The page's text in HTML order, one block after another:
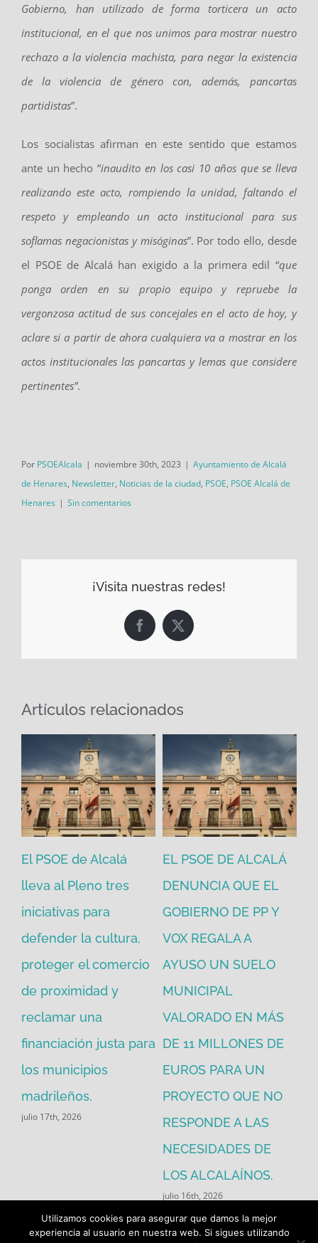
Gobierno, han utilizado de forma torticera un acto
institucional, en el que nos unimos para mostrar nuestro
rechazo a la violencia machista, para negar la existencia
de la violencia de género con, además, pancartas
partidistas”.
Los socialistas afirman en este sentido que estamos
ante un hecho “inaudito en los casi 10 años que se lleva
realizando este acto, rompiendo la unidad, faltando el
respeto y empleando un acto institucional para sus
soflamas negacionistas y misóginas”. Por todo ello, desde
el PSOE de Alcalá han exigido a la primera edil “que
ponga orden en su propio equipo y repruebe la
vergonzosa actitud de sus concejales en el acto de hoy, y
aclare si a partir de ahora cualquiera va a mostrar en los
actos institucionales las pancartas y lemas que considere
pertinentes”.
Por PSOEAlcala | noviembre 30th, 2023 | Ayuntamiento de Alcalá
de Henares, Newsletter, Noticias de la ciudad, PSOE, PSOE Alcalá de
Henares | Sin comentarios
¡Visita nuestras redes!
Facebook
X
Artículos relacionados
El PSOE de Alcalá
lleva al Pleno tres
iniciativas para
defender la cultura,
proteger el comercio
de proximidad y
reclamar una
financiación justa para
los municipios
madrileños.
julio 17th, 2026
EL PSOE DE ALCALÁ
DENUNCIA QUE EL
GOBIERNO DE PP Y
VOX REGALA A
AYUSO UN SUELO
MUNICIPAL
VALORADO EN MÁS
DE 11 MILLONES DE
EUROS PARA UN
PROYECTO QUE NO
RESPONDE A LAS
NECESIDADES DE
LOS ALCALAÍNOS.
julio 16th, 2026
Utilizamos cookies para asegurar que damos la mejor
experiencia al usuario en nuestra web. Si sigues utilizando